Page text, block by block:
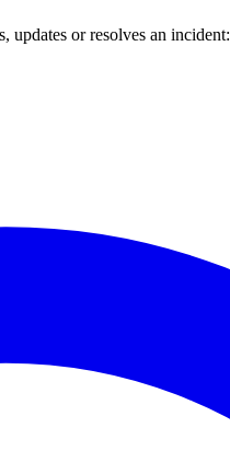
updates or resolves an incident: